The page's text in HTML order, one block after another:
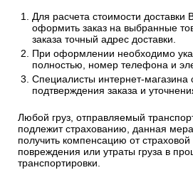
Для расчета стоимости
оформить заказ на выбранные
заказа точный адрес доставки.
При оформлении необходимо
полностью, номер телефона и
Специалисты интернет-магазина
подтверждения заказа и
Любой груз, отправляемый
подлежит страхованию, данная
получить компенсацию от
повреждения или утраты груза в
транспортировки.